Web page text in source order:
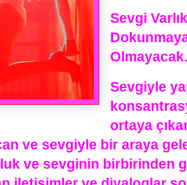
Sevgi
Sevgiyle
ortaya
ve sevgiyle bir araya
ve sevginin birbirinden